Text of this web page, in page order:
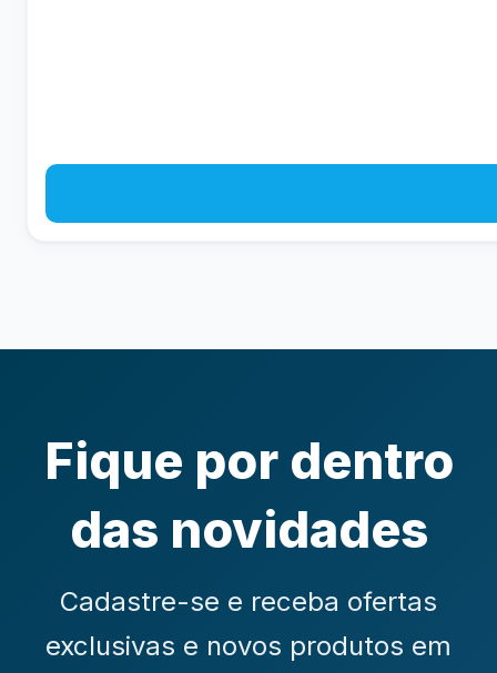
Fique por dentro
das novidades
Cadastre-se e receba ofertas
exclusivas e novos produtos em